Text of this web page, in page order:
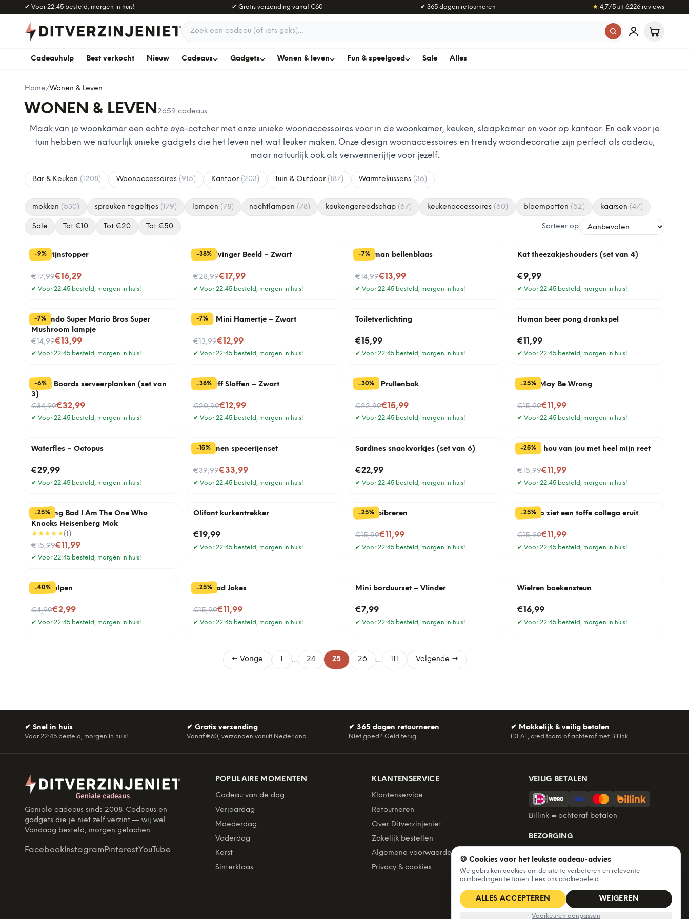
Naar hoofdinhoud
✔ Voor 22:45 besteld, morgen in huis! ✔ Gratis verzending vanaf€60 ✔ 365 dagen retourneren ★ 4,7/5 uit 6.226reviews
Zoek een cadeau
Cadeauhulp Best verkocht Nieuw Cadeaus Gadgets Wonen & leven Fun & speelgoed Sale Alles
Home/Wonen & Leven
WONEN & LEVEN2659 cadeaus
Maak van je woonkamer een echte eye-catcher met onze unieke woonaccessoires voor in de woonkamer, keuken, slaapkamer en voor op kantoor. En ook voor je
tuin hebben we natuurlijk unieke gadgets die het leven net wat leuker maken. Onze design woonaccessoires en trendy woondecoratie zijn perfect als cadeau,
maar natuurlijk ook als verwennerijtje voor jezelf.
Bar & Keuken ( 1208) Woonaccessoires ( 915 ) Kantoor ( 203 ) Tuin & Outdoor ( 187) Warmtekussens ( 36 )
mokken ( 530 ) spreuken tegeltjes ( 179 ) lampen ( 78) nachtlampen ( 78) keukengereedschap ( 67) keukenaccessoires ( 60 ) bloempotten ( 52 ) kaarsen (47)
Sale Tot €10 Tot €20 Tot €50 Sorteer op
-9%
Phil wijnstopper
€17,99
Nu voor€16,29
✔ Voor 22:45 besteld, morgen in huis!
-38%
Middelvinger Beeld – Zwart
€28,99
Nu voor€17,99
✔ Voor 22:45 besteld, morgen in huis!
-7%
Kerstman bellenblaas
€14,99
Nu voor€13,99
✔ Voor 22:45 besteld, morgen in huis!
Kat theezakjeshouders (set van 4)
€9,99
✔ Voor 22:45 besteld, morgen in huis!
-7%
Nintendo Super Mario Bros Super
Mushroom lampje
€14,99
Nu voor€13,99
✔ Voor 22:45 besteld, morgen in huis!
-7%
7-In-1 Mini Hamertje – Zwart
€13,99
Nu voor€12,99
✔ Voor 22:45 besteld, morgen in huis!
Toiletverlichting
€15,99
✔ Voor 22:45 besteld, morgen in huis!
Human beer pong drankspel
€11,99
✔ Voor 22:45 besteld, morgen in huis!
-6%
Bottle Boards serveerplanken (set van
3)
€34,99
Nu voor€32,99
✔ Voor 22:45 besteld, morgen in huis!
-38%
Fuck Off Sloffen – Zwart
€20,99
Nu voor€12,99
✔ Voor 22:45 besteld, morgen in huis!
-30%
Letters Prullenbak
€22,99
Nu voor€15,99
✔ Voor 22:45 besteld, morgen in huis!
-25%
Mok I May Be Wrong
€15,99
Nu voor€11,99
✔ Voor 22:45 besteld, morgen in huis!
Waterfles – Octopus
€29,99
✔ Voor 22:45 besteld, morgen in huis!
-15%
Seizoenen specerijenset
€39,99
Nu voor€33,99
✔ Voor 22:45 besteld, morgen in huis!
Sardines snackvorkjes (set van 6)
€22,99
✔ Voor 22:45 besteld, morgen in huis!
-25%
Mok Ik hou van jou met heel mijn reet
€15,99
Nu voor€11,99
✔ Voor 22:45 besteld, morgen in huis!
-25%
Breaking Bad I Am The One Who
Knocks Heisenberg Mok
★★★★★( 1 )
€15,99
Nu voor€11,99
✔ Voor 22:45 besteld, morgen in huis!
Olifant kurkentrekker
€19,99
✔ Voor 22:45 besteld, morgen in huis!
-25%
Mok Epibreren
€15,99
Nu voor€11,99
✔ Voor 22:45 besteld, morgen in huis!
-25%
Mok Zo ziet een toffe collega eruit
€15,99
Nu voor€11,99
✔ Voor 22:45 besteld, morgen in huis!
-40%
Drol balpen
€4,99
Nu voor€2,99
✔ Voor 22:45 besteld, morgen in huis!
-25%
Mok Dad Jokes
€15,99
Nu voor€11,99
✔ Voor 22:45 besteld, morgen in huis!
Mini borduurset – Vlinder
€7,99
✔ Voor 22:45 besteld, morgen in huis!
Wielren boekensteun
€16,99
✔ Voor 22:45 besteld, morgen in huis!
← Vorige 1 … 24 25 26 … 111 Volgende →
✔ Snel in huis
Voor 22:45 besteld, morgen in huis!
✔ Gratis verzending
Vanaf €60, verzonden vanuit Nederland
✔ 365 dagen retourneren
Niet goed? Geld terug.
✔ Makkelijk & veilig betalen
iDEAL, creditcard of achteraf met Billink
Geniale cadeaus sinds 2008. Cadeaus en
gadgets die je niet zelf verzint — wij wel.
Vandaag besteld, morgen gelachen.
Facebook InstagramPinterestYouTube
POPULAIRE MOMENTEN
Cadeau van de dag
Verjaardag
Moederdag
Vaderdag
Kerst
Sinterklaas
KLANTENSERVICE
Klantenservice
Retourneren
Over Ditverzinjeniet
Zakelijk bestellen
Algemene voorwaarden
Privacy & cookies
VEILIG BETALEN
Billink = achteraf betalen
BEZORGING
Gratis verzending vanaf €60. Tot 365
dagen retourneren.
★ 4,7/5 uit 6.226beoordelingen
🍪 Cookies voor het leukste cadeau-advies
We gebruiken cookies om de site te verbeteren en relevante
aanbiedingen te tonen. Lees ons cookiebeleid.
ALLES ACCEPTEREN WEIGEREN
Voorkeuren aanpassen